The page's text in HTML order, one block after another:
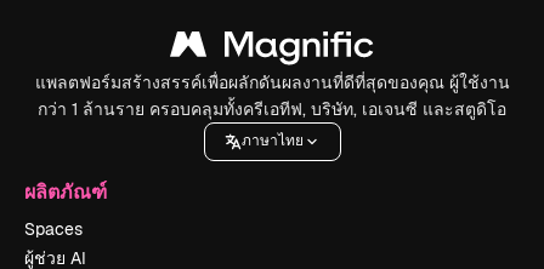
แพลตฟอร์มสร้างสรรค์เพื่อผลักดันผลงานที่ดีที่สุดของคุณ ผู้ใช้งาน
กว่า 1 ล้านราย ครอบคลุมทั้งครีเอทีฟ, บริษัท, เอเจนซี และสตูดิโอ
ภาษาไทย
ผลิตภัณฑ์
Spaces
ผู้ช่วย AI